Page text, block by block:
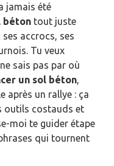
jamais été
béton tout juste
accrocs, ses
Tu veux
sais pas par où
un sol béton,
après un rallye : ça
outils costauds et
moi te guider étape
qui tournent